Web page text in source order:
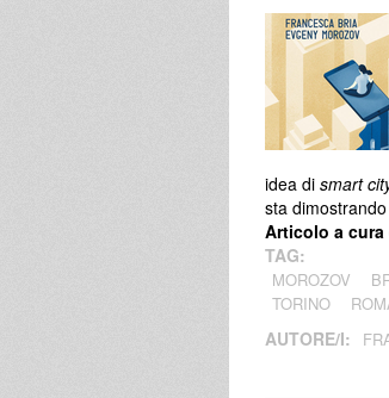
idea di smart
sta
Articolo a cura
TAG:
MOROZOV
TORINO
AUTORE/I: